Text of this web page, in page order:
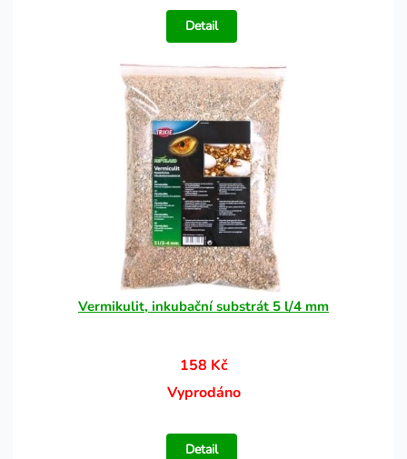
Detail
Vermikulit, inkubační substrát 5 l/4 mm
158 Kč
Vyprodáno
Detail